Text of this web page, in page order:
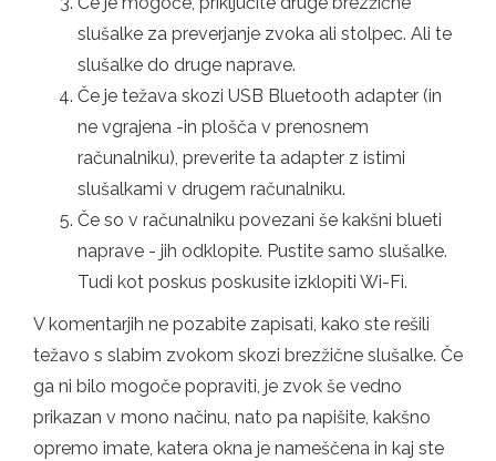
slušalke za preverjanje zvoka ali stolpec. Ali te
slušalke do druge naprave.
Če je težava skozi USB Bluetooth adapter (in
ne vgrajena -in plošča v prenosnem
računalniku), preverite ta adapter z istimi
slušalkami v drugem računalniku.
Če so v računalniku povezani še kakšni blueti
naprave - jih odklopite. Pustite samo slušalke.
Tudi kot poskus poskusite izklopiti Wi-Fi.
V komentarjih ne pozabite zapisati, kako ste rešili
težavo s slabim zvokom skozi brezžične slušalke. Če
ga ni bilo mogoče popraviti, je zvok še vedno
prikazan v mono načinu, nato pa napišite, kakšno
opremo imate, katera okna je nameščena in kaj ste